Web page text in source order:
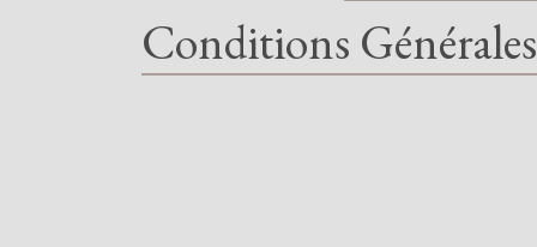
Conditions